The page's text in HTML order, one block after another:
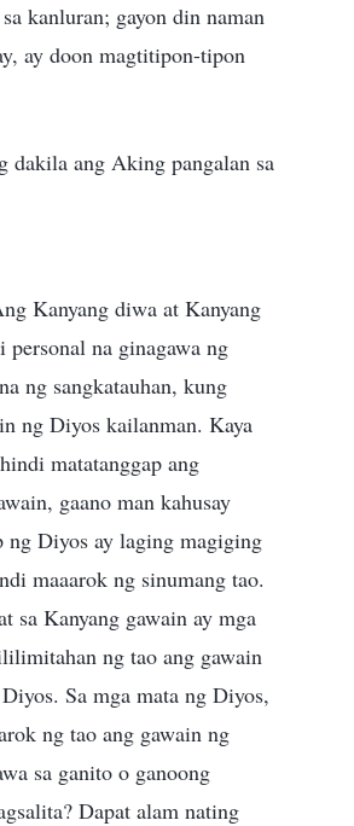
kanluran; gayon din naman
ay doon magtitipon-tipon
dakila ang Aking pangalan sa
Kanyang diwa at Kanyang
na ginagawa ng
ng sangkatauhan, kung
ng Diyos kailanman. Kaya
matatanggap ang
gaano man kahusay
ng Diyos ay laging magiging
maaarok ng sinumang tao.
sa Kanyang gawain ay mga
ng tao ang gawain
Sa mga mata ng Diyos,
ng tao ang gawain ng
sa ganito o ganoong
Dapat alam nating